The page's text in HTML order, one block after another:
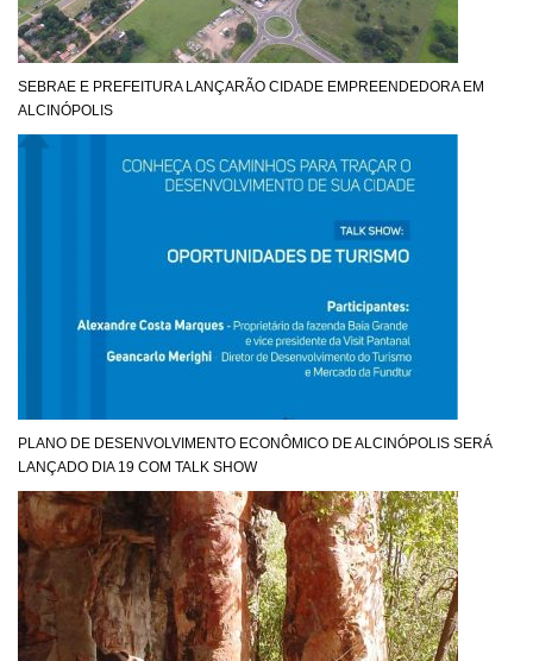
SEBRAE E PREFEITURA LANÇARÃO CIDADE EMPREENDEDORA EM
ALCINÓPOLIS
PLANO DE DESENVOLVIMENTO ECONÔMICO DE ALCINÓPOLIS SERÁ
LANÇADO DIA 19 COM TALK SHOW